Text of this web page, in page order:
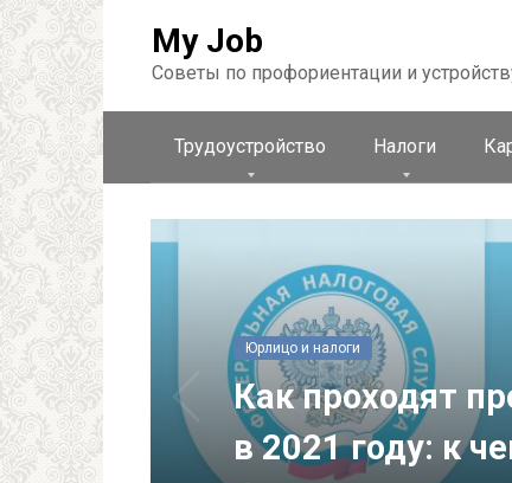
My Job
Советы по профориентации и
Трудоустройство Налоги
Юрлицо и налоги
Как проходят
в 2021 году: к